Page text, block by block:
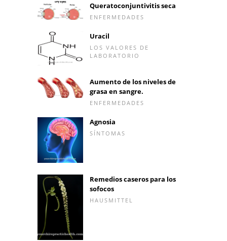
Queratoconjuntivitis seca
ENFERMEDADES
Uracil
LOS VALORES DE
LABORATORIO
Aumento de los niveles de
grasa en sangre.
ENFERMEDADES
Agnosia
SÍNTOMAS
Remedios caseros para los
sofocos
HAUSMITTEL